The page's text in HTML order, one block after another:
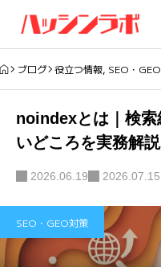
ブログ 役立つ情報, SEO・
noindexとは｜検索
いどころを実務解説
2026.06.19 2026.07.15
SEO・GEO対策